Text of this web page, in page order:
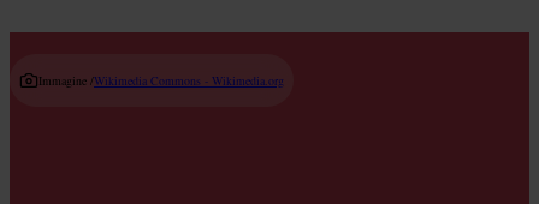
Immagine /Wikimedia Commons - Wikimedia.org